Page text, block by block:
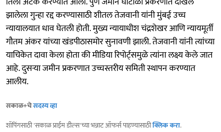
झालेला गुन्हा रद्द करण्यासाठी शीतल तेजवानी यांनी मुंबई उच्च
न्यायालयात धाव घेतली होती. मुख्य न्यायाधीश चंद्रशेखर आणि न्यायमूर्ती
गौतम अंकर यांच्या खंडपीठासमोर सुनावणी झाली. तेजवानी यांनी त्यांच्या
याचिकेत दावा केला होता की मीडिया रिपोर्ट्समुळे त्यांना लक्ष्य केले जात
आहे. दुसऱ्या जमीन प्रकरणात उच्चस्तरीय समिती स्थापन करण्यात
आलीय.
सकाळ+चेसदस्य व्हा
शॉपिंगसाठी 'सकाळ प्राईम डील्स'च्या भन्नाट ऑफर्स पाहण्यासाठीक्लिक करा.